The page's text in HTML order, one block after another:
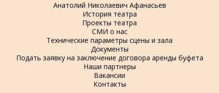
Анатолий Николаевич Афанасьев
История театра
Проекты театра
СМИ о нас
Технические параметры сцены и зала
Документы
Подать заявку на заключение договора аренды буфета
Наши партнеры
Вакансии
Контакты